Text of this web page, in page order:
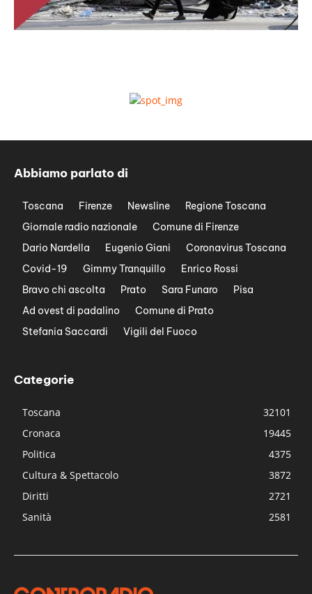
Abbiamo parlato di
Toscana Firenze Newsline
Regione Toscana
Giornale radio nazionale
Comune di Firenze
Dario Nardella
Eugenio Giani
Coronavirus Toscana
Covid-19
Gimmy Tranquillo
Enrico Rossi
Bravo chi ascolta
Prato Sara Funaro
Pisa
Ad ovest di padalino
Comune di Prato
Stefania Saccardi
Vigili del Fuoco
Categorie
Toscana
32101
Cronaca
19445
Politica
4375
Cultura & Spettacolo
3872
Diritti
2721
Sanità
2581